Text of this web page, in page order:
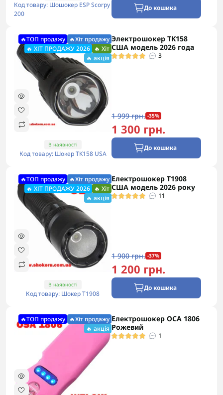
Код товару: Шошокер ESP Scorpy
200
До кошика
🔥ТОП продажу 🔥Хіт продажу
🔥 ХІТ ПРОДАЖУ 2026 🔥 Хіт
🔥 акція
В наявності
Код товару: Шокер TK158 USA
Электрошокер TK158
США модель 2026 года
3
1 999 грн. -35%
1 300 грн.
До кошика
🔥ТОП продажу 🔥Хіт продажу
🔥 ХІТ ПРОДАЖУ 2026 🔥 Хіт
🔥 акція
В наявності
Код товару: Шокер Т1908
Електрошокер T1908
США модель 2026 року
11
1 900 грн. -37%
1 200 грн.
До кошика
🔥ТОП продажу 🔥Хіт продажу
🔥 акція
Електрошокер ОСА 1806
Рожевий
1